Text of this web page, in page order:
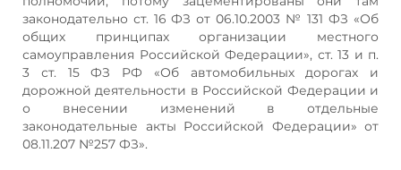
законодательно ст. 16 ФЗ от 06.10.2003 № 131 ФЗ «Об
общих принципах организации местного
самоуправления Российской Федерации», ст. 13 и п.
3 ст. 15 ФЗ РФ «Об автомобильных дорогах и
дорожной деятельности в Российской Федерации и
о внесении изменений в отдельные
законодательные акты Российской Федерации» от
08.11.207 №257 ФЗ».